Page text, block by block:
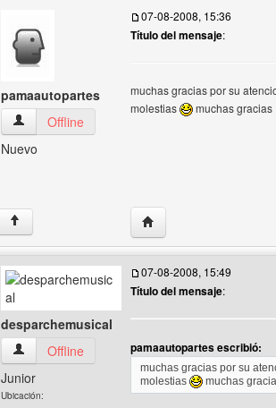
pamaautopartes
pamaautopartes Ver perfil del usuario
Offline
Nuevo
07-08-2008, 15:36
Título del mensaje:
muchas gracias por su
molestias
muchas gracias
↑ Visitar sitio web del
desparchemusical
desparchemusical Ver perfil del usuario
Offline
Junior
Ubicación:
07-08-2008, 15:49
Título del mensaje:
pamaautopartes escribió:
muchas gracias por su
molestias
muchas